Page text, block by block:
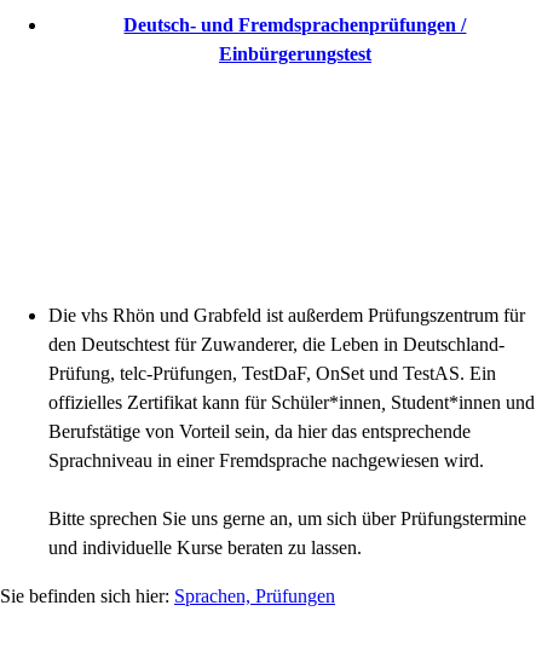
Deutsch- und Fremdsprachenprüfungen /
Einbürgerungstest
Die vhs Rhön und Grabfeld ist außerdem Prüfungszentrum für
den Deutschtest für Zuwanderer, die Leben in Deutschland-
Prüfung, telc-Prüfungen, TestDaF, OnSet und TestAS. Ein
offizielles Zertifikat kann für Schüler*innen Student*innen und
Berufstätige von Vorteil sein, da hier das entsprechende
Sprachniveau in einer Fremdsprache nachgewiesen wird.
Bitte sprechen Sie uns gerne an, um sich über Prüfungstermine
und individuelle Kurse beraten zu lassen.
Sprachen, Prüfungen